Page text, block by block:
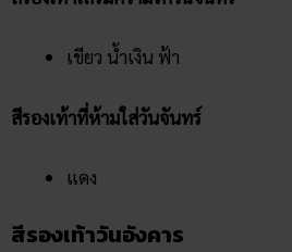
เขียว น้ำเงิน ฟ้า
สีรองเท้าที่ห้ามใส่วันจันทร์
แดง
สีรองเท้าวันอังคาร